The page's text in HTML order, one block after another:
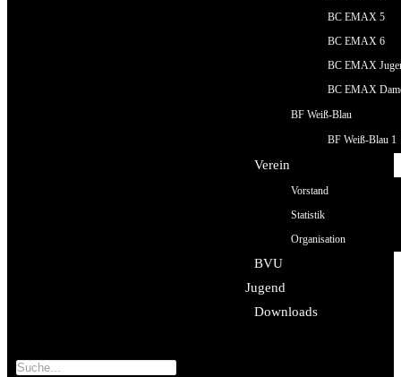
BC EMAX 5
BC EMAX 6
BC EMAX
BC EMAX
BF Weiß-Blau
BF Weiß-Blau 1
Verein
Vorstand
Statistik
Organisation
BVU
Jugend
Downloads